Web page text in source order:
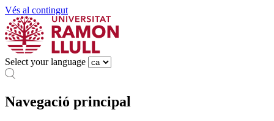
Vés al contingut
Select your language
Navegació principal